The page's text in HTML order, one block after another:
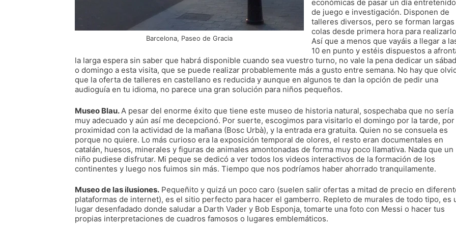
Barcelona, Paseo de Gracia
económicas de pasar un día entretenido
de juego e investigación. Disponen de
talleres diversos, pero se forman largas
colas desde primera hora para
Así que a menos que vayáis a llegar a
10 en punto y estéis dispuestos a
la larga espera sin saber que habrá disponible cuando sea vuestro turno, no vale la pena dedicar un
o domingo a esta visita, que se puede realizar probablemente más a gusto entre semana. No hay que
que la oferta de talleres en castellano es reducida y aunque en algunos te dan la opción de pedir una
audioguía en tu idioma, no parece una gran solución para niños pequeños.
Museo Blau.A pesar del enorme éxito que tiene este museo de historia natural, sospechaba que no sería
muy adecuado y aún así me decepcionó. Por suerte, escogimos para visitarlo el domingo por la tarde, por
proximidad con la actividad de la mañana (Bosc Urbà), y la entrada era gratuita. Quien no se consuela es
porque no quiere. Lo más curioso era la exposición temporal de olores, el resto eran documentales en
catalán, huesos, minerales y figuras de animales amontonadas de forma muy poco llamativa. Nada que un
niño pudiese disfrutar. Mi peque se dedicó a ver todos los videos interactivos de la formación de los
continentes y luego nos fuimos sin más. Tiempo que nos podríamos haber ahorrado tranquilamente.
Museo de las ilusiones. Pequeñito y quizá un poco caro (suelen salir ofertas a mitad de precio en
plataformas de internet), es el sitio perfecto para hacer el gamberro. Repleto de murales de todo tipo, es
lugar desenfadado donde saludar a Darth Vader y Bob Esponja, tomarte una foto con Messi o hacer tus
propias interpretaciones de cuadros famosos o lugares emblemáticos.